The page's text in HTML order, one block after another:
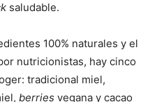
saludable.
100% naturales y el
nutricionistas, hay cinco
tradicional miel,
berries vegana y cacao